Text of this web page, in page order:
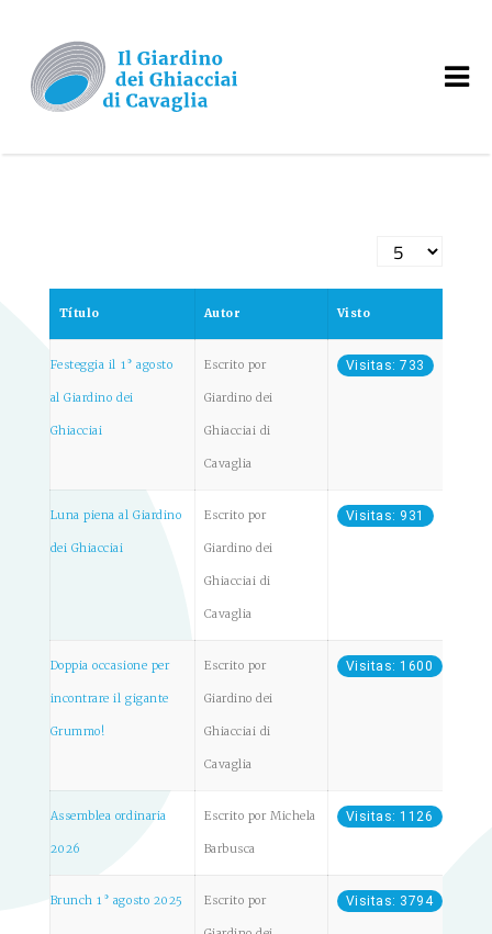
Cantidad a
Título Autor Visto
Festeggia il 1° agosto
al Giardino dei
Ghiacciai
Escrito por
Giardino dei
Ghiacciai di
Cavaglia
Visitas: 733
Luna piena al Giardino
dei Ghiacciai
Escrito por
Giardino dei
Ghiacciai di
Cavaglia
Visitas: 931
Doppia occasione per
incontrare il gigante
Grummo!
Escrito por
Giardino dei
Ghiacciai di
Cavaglia
Visitas: 1600
Assemblea ordinaria
2026
Escrito por Michela
Barbusca
Visitas: 1126
Brunch 1° agosto 2025 Escrito por Visitas: 3794